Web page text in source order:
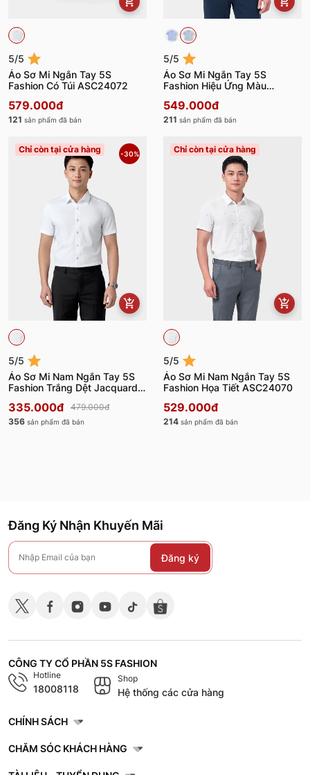
5/5
Áo Sơ Mi Ngắn Tay 5S
Fashion Có Túi ASC24072
579.000đ
121 sản phẩm đã bán
5/5
Áo Sơ Mi Ngắn Tay 5S
Fashion Hiệu Ứng Màu
549.000đ
211 sản phẩm đã bán
Chỉ còn tại cửa hàng -30%
5/5
Áo Sơ Mi Nam Ngắn Tay 5S
Fashion Trắng Dệt Jacquard
335.000đ
479.000đ
356 sản phẩm đã bán
Chỉ còn tại cửa hàng
5/5
Áo Sơ Mi Nam Ngắn Tay 5S
Fashion Họa Tiết ASC24070
529.000đ
214 sản phẩm đã bán
Đăng Ký Nhận Khuyến Mãi
Đăng ký
CÔNG TY CỔ PHẦN 5S FASHION
Hotline
18008118
Shop
Hệ thống các cửa hàng
CHÍNH SÁCH
CHĂM SÓC KHÁCH HÀNG